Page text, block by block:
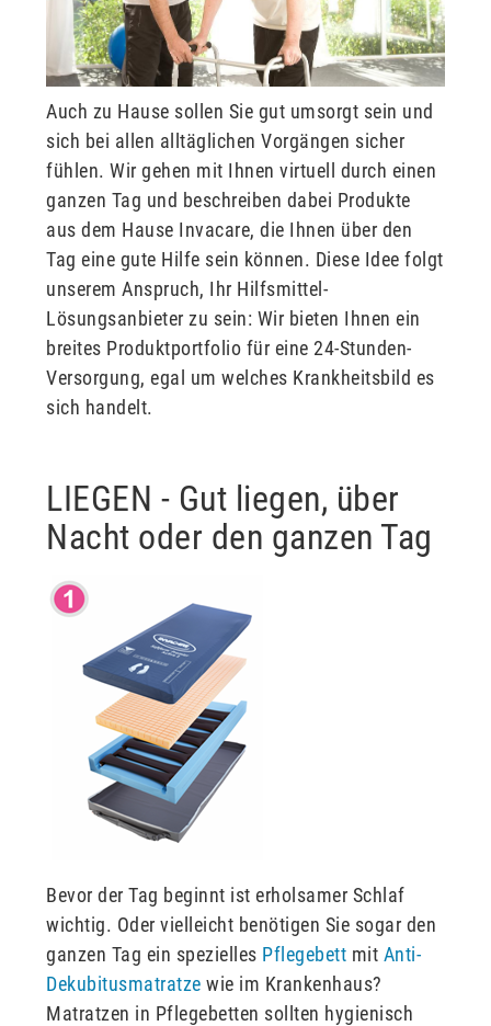
Auch zu Hause sollen Sie gut umsorgt sein und
sich bei allen alltäglichen Vorgängen sicher
fühlen. Wir gehen mit Ihnen virtuell durch einen
ganzen Tag und beschreiben dabei Produkte
aus dem Hause Invacare, die Ihnen über den
Tag eine gute Hilfe sein können. Diese Idee folgt
unserem Anspruch, Ihr Hilfsmittel-
Lösungsanbieter zu sein: Wir bieten Ihnen ein
breites Produktportfolio für eine 24-Stunden-
Versorgung, egal um welches Krankheitsbild es
sich handelt.
LIEGEN - Gut liegen, über
Nacht oder den ganzen Tag
Bevor der Tag beginnt ist erholsamer Schlaf
wichtig. Oder vielleicht benötigen Sie sogar den
ganzen Tag ein spezielles Pflegebett mit Anti-
Dekubitusmatratze wie im Krankenhaus?
Matratzen in Pflegebetten sollten hygienisch